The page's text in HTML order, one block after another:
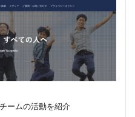
ームの活動を紹介